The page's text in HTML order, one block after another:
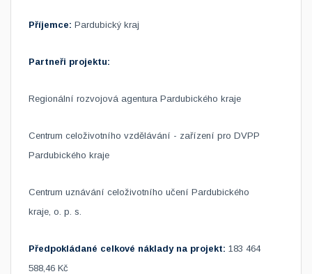
Příjemce: Pardubický kraj
Partneři projektu:
Regionální rozvojová agentura Pardubického kraje
Centrum celoživotního vzdělávání - zařízení pro DVPP
Pardubického kraje
Centrum uznávání celoživotního učení Pardubického
kraje, o. p. s.
Předpokládané celkové náklady na projekt: 183 464
588,46 Kč